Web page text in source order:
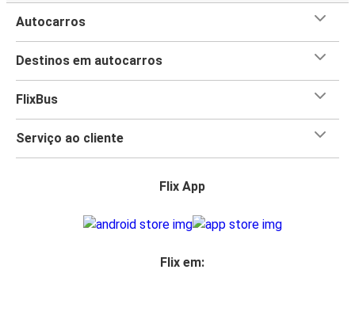
Autocarros
Destinos em autocarros
FlixBus
Serviço ao cliente
Flix App
Flix em: